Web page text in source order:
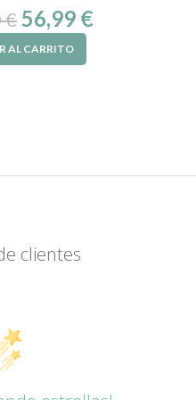
€56,99 €
AL CARRITO
clientes